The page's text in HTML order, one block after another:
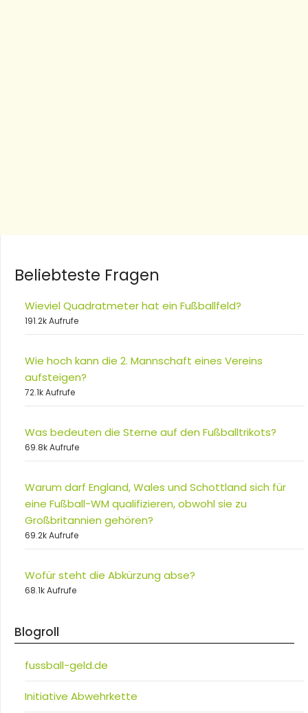
Beliebteste Fragen
Wieviel Quadratmeter hat ein Fußballfeld?
191.2k Aufrufe
Wie hoch kann die 2. Mannschaft eines Vereins
aufsteigen?
72.1k Aufrufe
Was bedeuten die Sterne auf den Fußballtrikots?
69.8k Aufrufe
Warum darf England, Wales und Schottland sich für
eine Fußball-WM qualifizieren, obwohl sie zu
Großbritannien gehören?
69.2k Aufrufe
Wofür steht die Abkürzung abse?
68.1k Aufrufe
Blogroll
fussball-geld.de
Initiative Abwehrkette